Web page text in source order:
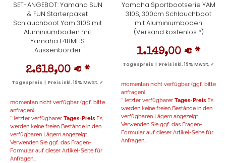
SET-ANGEBOT: Yamaha SUN
& FUN Starterpaket
Schlauchboot Yam 310S mit
Aluminiumboden mit
Yamaha F4BMHS
Aussenborder
2.618,00 € *
Tagespreis | Preis inkl. 19% MwSt. ✓
momentan nicht verfügbar (ggf. bitte
anfragen)
* letzter verfügbarer Tages-Preis Es
werden keine freien Bestände in den
verfügbaren Lägern angezeigt.
Verwenden Sie ggf. das Fragen-
Formular auf dieser Artikel-Seite für
Anfragen...
Yamaha Sportbootserie YAM
310S, 300cm Schlauchboot
mit Aluminiumboden
(Versand kostenlos *)
1.149,00 € *
Tagespreis | Preis inkl. 19% MwSt. ✓
momentan nicht verfügbar (ggf. bitte
anfragen)
* letzter verfügbarer Tages-Preis Es
werden keine freien Bestände in den
verfügbaren Lägern angezeigt.
Verwenden Sie ggf. das Fragen-
Formular auf dieser Artikel-Seite für
Anfragen...